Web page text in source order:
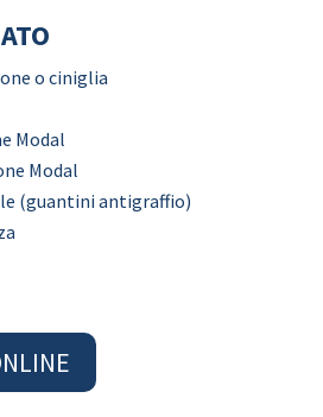
o ciniglia
Modal
Modal
(guantini antigraffio)